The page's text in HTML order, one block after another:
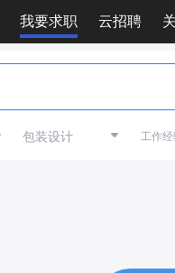
我要求职 云招聘
包装设计